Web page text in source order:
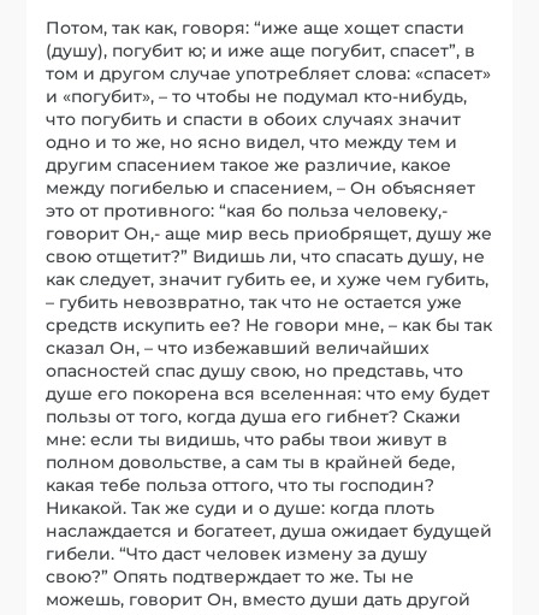
Потом, так как, говоря: “иже аще хощет спасти
(душу), погубит ю; и иже аще погубит, спасет”, в
том и другом случае употребляет слова: «спасет»
и «погубит», – то чтобы не подумал кто-нибудь,
что погубить и спасти в обоих случаях значит
одно и то же, но ясно видел, что между тем и
другим спасением такое же различие, какое
между погибелью и спасением, – Он объясняет
это от противного: “кая бо польза человеку,-
говорит Он,- аще мир весь приобрящет, душу же
свою отщетит?” Видишь ли, что спасать душу, не
как следует, значит губить ее, и хуже чем губить,
– губить невозвратно, так что не остается уже
средств искупить ее? Не говори мне, – как бы так
сказал Он, – что избежавший величайших
опасностей спас душу свою, но представь, что
душе его покорена вся вселенная: что ему будет
пользы от того, когда душа его гибнет? Скажи
мне: если ты видишь, что рабы твои живут в
полном довольстве, а сам ты в крайней беде,
какая тебе польза оттого, что ты господин?
Никакой. Так же суди и о душе: когда плоть
наслаждается и богатеет, душа ожидает будущей
гибели. “Что даст человек измену за душу
свою?” Опять подтверждает то же. Ты не
можешь, говорит Он, вместо души дать другой